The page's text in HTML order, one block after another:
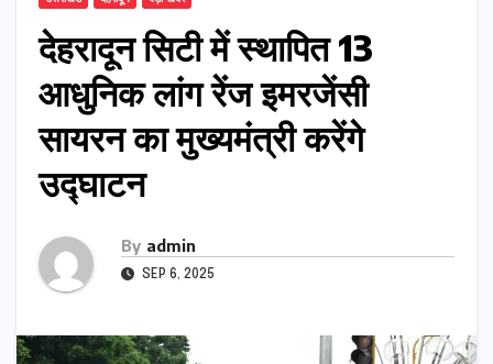
देहरादून सिटी में स्थापित 13
आधुनिक लांग रेंज इमरजेंसी
सायरन का मुख्यमंत्री करेंगे
उद्घाटन
By admin
SEP 6, 2025